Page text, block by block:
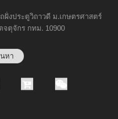
ฝั่งประตูวิถาวดี ม.เกษตรศาสตร์
จตุจักร กทม. 10900